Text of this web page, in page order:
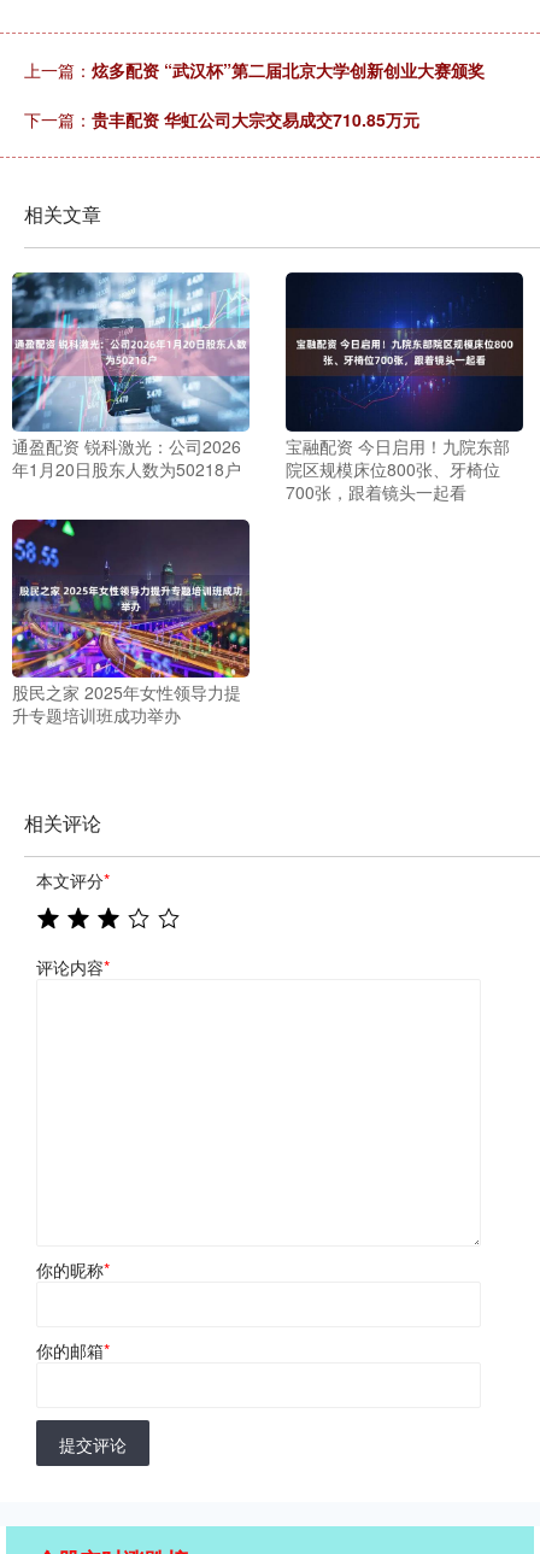
上一篇： 炫多配资 “武汉杯”第二届北京大学创新创业大赛颁奖
下一篇： 贵丰配资 华虹公司大宗交易成交710.85万元
相关文章
通盈配资 锐科激光：公司2026
年1月20日股东人数为50218户
宝融配资 今日启用！九院东部
院区规模床位800张、牙椅位
700张，跟着镜头一起看
股民之家 2025年女性领导力提
升专题培训班成功举办
相关评论
本文评分*
评论内容*
你的昵称*
你的邮箱*
提交评论